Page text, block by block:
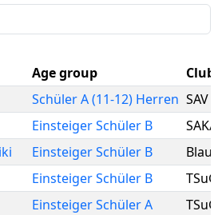
Age group
Club
Schüler A (11-12) Herren SAV
Einsteiger Schüler B
Einsteiger Schüler B
Einsteiger Schüler B
Einsteiger Schüler A